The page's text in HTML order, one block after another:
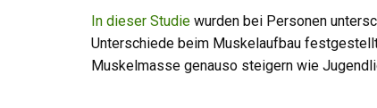
In dieser Studie wurden bei Personen
Unterschiede beim Muskelaufbau
Muskelmasse genauso steigern wie